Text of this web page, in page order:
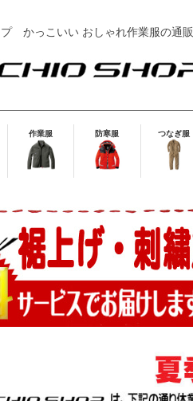
かっこいい おしゃれ作業服の通販
作業服 防寒服 つなぎ服